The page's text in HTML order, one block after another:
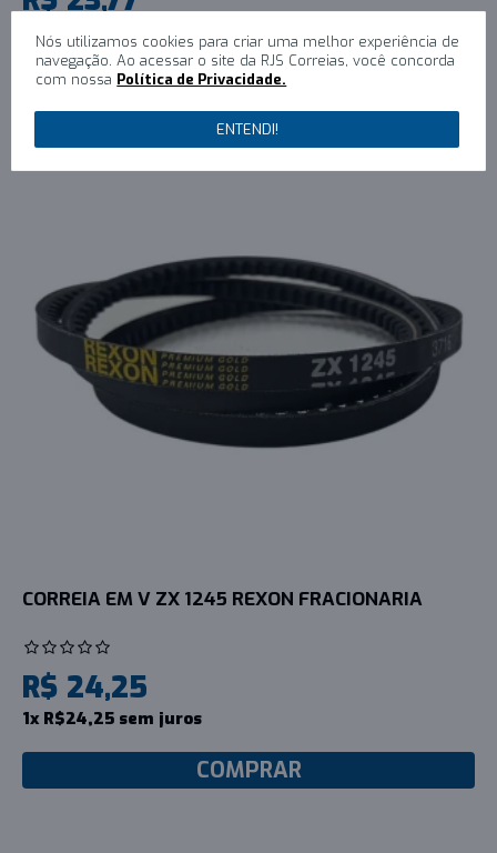
1x R$23,77 sem juros
COMPRAR
CORREIA EM V ZX 1245 REXON FRACIONARIA
R$ 24,25
1x R$24,25 sem juros
COMPRAR
Nós utilizamos cookies para criar uma melhor experiência de
navegação. Ao acessar o site da RJS Correias, você concorda
com nossa Política de Privacidade.
ENTENDI!